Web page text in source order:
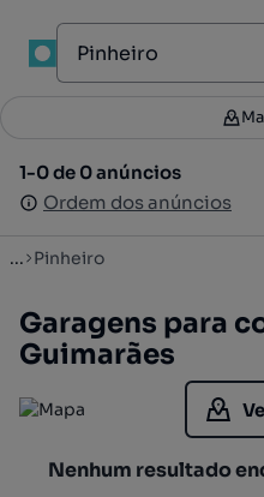
1-0 de 0 anúncios
Ordem dos anúncios
1-0 de 0 anúncios
Ordem dos anúncios
... Pinheiro
Garagens para
Guimarães
Nenhum resultado